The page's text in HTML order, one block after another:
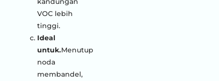
VOC lebih
tinggi.
Ideal
untuk.Menutup
noda
membandel,